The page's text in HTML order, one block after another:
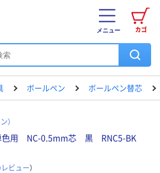
カゴ
メニュー
ボールペン ボールペン替芯
）
色用 NC-0.5mm芯 黒 RNC5-BK
ビュー）